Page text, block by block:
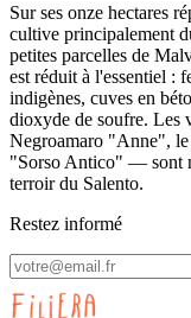
Sur ses onze hectares
cultive principalement
petites parcelles de
est réduit à l'essentiel :
indigènes, cuves en
dioxyde de soufre.
Negroamaro "Anne",
"Sorso Antico" — sont
terroir du Salento.
Restez informé